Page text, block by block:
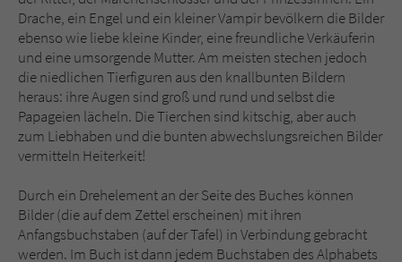
Drache, ein Engel und ein kleiner Vampir bevölkern die Bilder
ebenso wie liebe kleine Kinder, eine freundliche Verkäuferin
und eine umsorgende Mutter. Am meisten stechen jedoch
die niedlichen Tierfiguren aus den knallbunten Bildern
heraus: ihre Augen sind groß und rund und selbst die
Papageien lächeln. Die Tierchen sind kitschig, aber auch
zum Liebhaben und die bunten abwechslungsreichen Bilder
vermitteln Heiterkeit!
Durch ein Drehelement an der Seite des Buches können
Bilder (die auf dem Zettel erscheinen) mit ihren
Anfangsbuchstaben (auf der Tafel) in Verbindung gebracht
werden. Im Buch ist dann jedem Buchstaben des Alphabets